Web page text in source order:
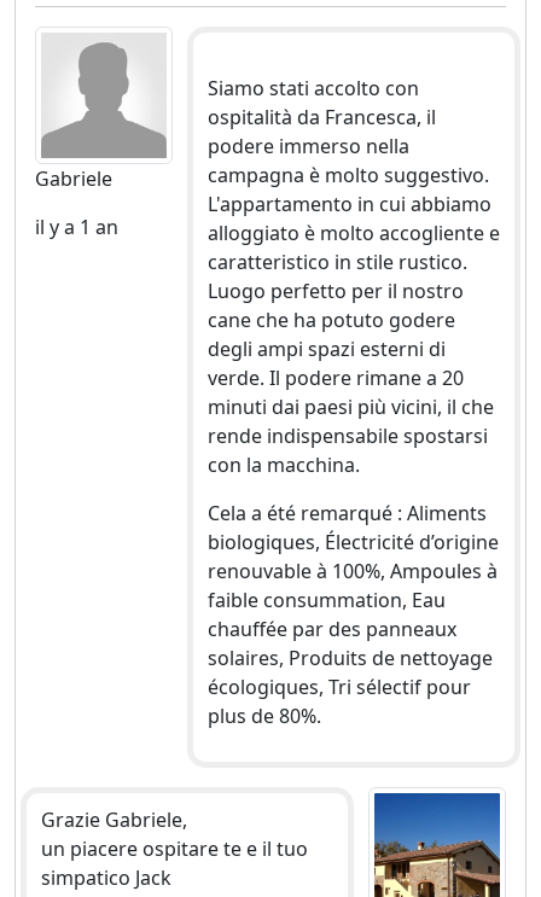
Gabriele
il y a 1 an
Siamo stati accolto con
ospitalità da Francesca, il
podere immerso nella
campagna è molto suggestivo.
L'appartamento in cui abbiamo
alloggiato è molto accogliente e
caratteristico in stile rustico.
Luogo perfetto per il nostro
cane che ha potuto godere
degli ampi spazi esterni di
verde. Il podere rimane a 20
minuti dai paesi più vicini, il che
rende indispensabile spostarsi
con la macchina.
Cela a été remarqué : Aliments
biologiques, Électricité d’origine
renouvable à 100%, Ampoules à
faible consummation, Eau
chauffée par des panneaux
solaires, Produits de nettoyage
écologiques, Tri sélectif pour
plus de 80%.
Grazie Gabriele,
un piacere ospitare te e il tuo
simpatico Jack